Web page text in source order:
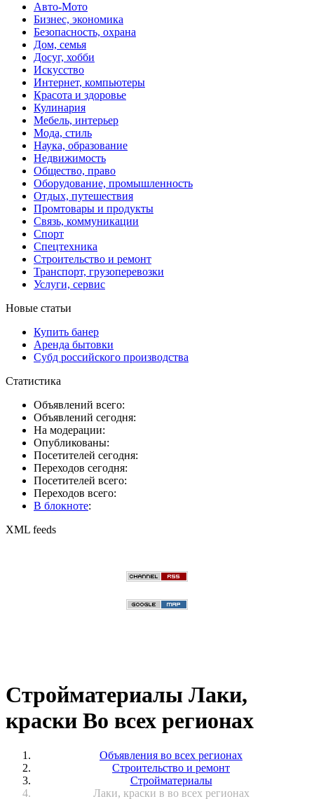
Авто-Мото
Бизнес, экономика
Безопасность, охрана
Дом, семья
Досуг, хобби
Искусство
Интернет, компьютеры
Красота и здоровье
Кулинария
Мебель, интерьер
Мода, стиль
Наука, образование
Недвижимость
Общество, право
Оборудование, промышленность
Отдых, путешествия
Промтовары и продукты
Связь, коммуникации
Спорт
Спецтехника
Строительство и ремонт
Транспорт, грузоперевозки
Услуги, сервис
Новые статьи
Купить банер
Аренда бытовки
Субд российского производства
Статистика
Объявлений всего:
Объявлений сегодня:
На модерации:
Опубликованы:
Посетителей сегодня:
Переходов сегодня:
Посетителей всего:
Переходов всего:
В блокноте:
XML feeds
Стройматериалы Лаки,
краски Во всех регионах
Объявления во всех регионах
Строительство и ремонт
Стройматериалы
Лаки, краски в во всех регионах